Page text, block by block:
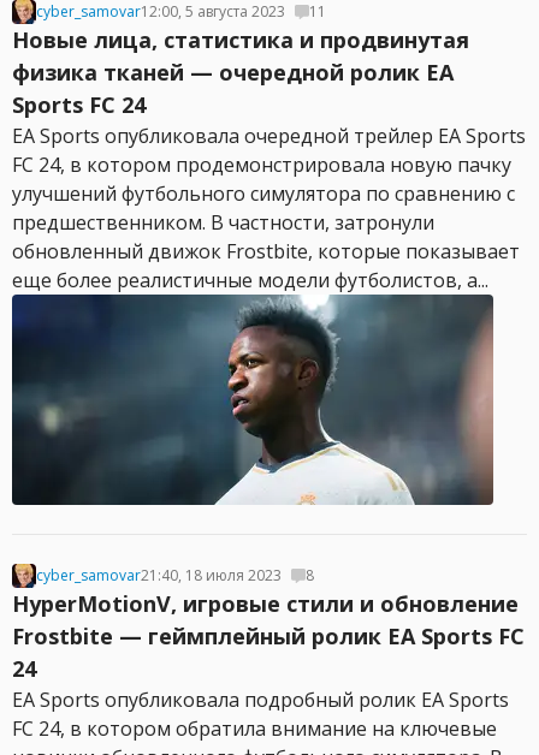
cyber_samovar12:00, 5 августа 2023 11
Новые лица, статистика и продвинутая
физика тканей — очередной ролик EA
Sports FC 24
EA Sports опубликовала очередной трейлер EA Sports
FC 24, в котором продемонстрировала новую пачку
улучшений футбольного симулятора по сравнению с
предшественником. В частности, затронули
обновленный движок Frostbite, которые показывает
еще более реалистичные модели футболистов, а...
cyber_samovar21:40, 18 июля 2023 8
HyperMotionV, игровые стили и обновление
Frostbite — геймплейный ролик EA Sports FC
24
EA Sports опубликовала подробный ролик EA Sports
FC 24, в котором обратила внимание на ключевые